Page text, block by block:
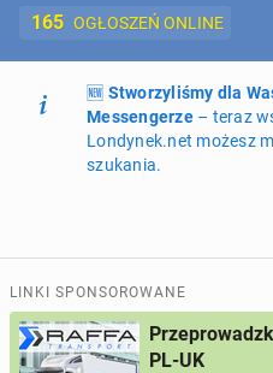
165 OGŁOSZEŃ ONLINE
Dodaj ogłoszenie
Oferta i
PROFILE KANDYDATÓW
🆕 Stworzyliśmy dla
Messengerze– teraz
Londynek.net możesz
szukania.
LINKI SPONSOROWANE
PL-UK